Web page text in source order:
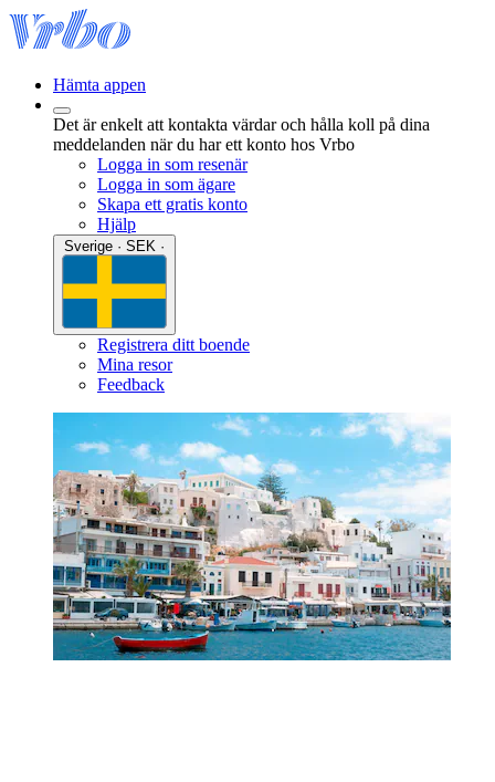
Hämta appen
Det är enkelt att kontakta värdar och hålla koll på dina
meddelanden när du har ett konto hos Vrbo
Logga in som resenär
Logga in som ägare
Skapa ett gratis konto
Hjälp
Registrera ditt boende
Mina resor
Feedback